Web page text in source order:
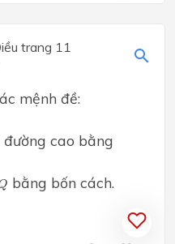
trang 11
mệnh đề:
đường cao bằng
bằng bốn cách.